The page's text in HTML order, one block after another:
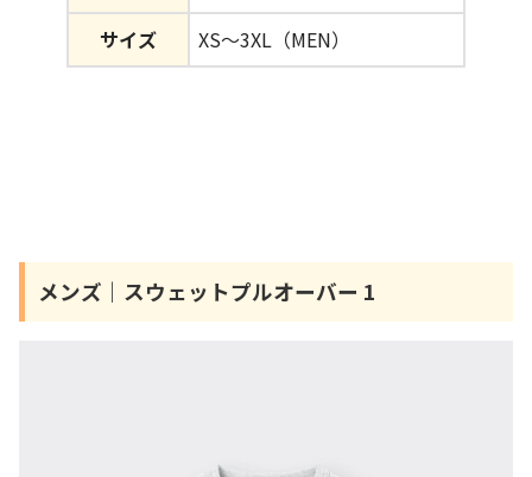
サイズ XS～3XL（MEN）
メンズ｜スウェットプルオーバー 1